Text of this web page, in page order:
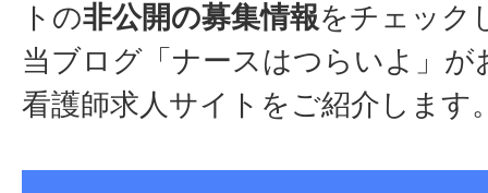
トの非公開の募集情報をチェック
当ブログ「ナースはつらいよ」が
看護師求人サイトをご紹介します